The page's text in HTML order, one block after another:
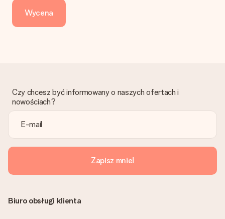
dni przedłużenia dostawy - kwota musi zostać zaksięgowana,
aby zamówienie trafiło do produkcji. Robiąc przelew, należy
wybrać Przelew Krajowy Europejski.
Czy faktura jest wysyłana razem z zamówieniem?
Żaden rachunek lub faktura nie jest wysyłany z zamówieniem.
Możesz ją również znaleźć na koncie MySurprise. Dzięki temu
możesz wysłać prezent bezpośrednio do odbiorcy, co będzie
prawdziwą niespodzianką!
Wycena
Czy chcesz być informowany o naszych ofertach i
nowościach?
Zapisz mnie!
Biuro obsługi klienta